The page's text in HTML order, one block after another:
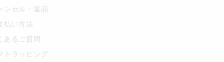
ンセル・返品
払い方法
あるご質問
トラッピング